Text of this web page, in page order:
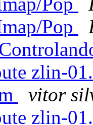
Pop
zlin-
vitor
zlin-